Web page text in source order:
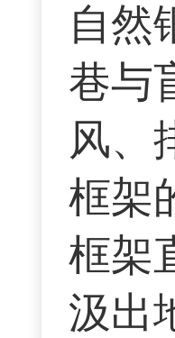
自然
巷与
风、
框架
框架
汲出